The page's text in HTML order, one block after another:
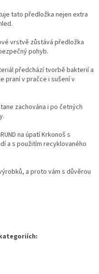
tato předložka nejen extra
vrstvě zůstává předložka
pohyb.
předchází tvorbě bakterií a
praní v pračce i sušení v
zachována i po četných
na úpatí Krkonoš s
a s použitím recyklovaného
a proto vám s důvěrou